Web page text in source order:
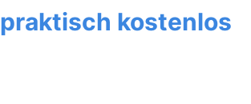
praktisch kostenlos